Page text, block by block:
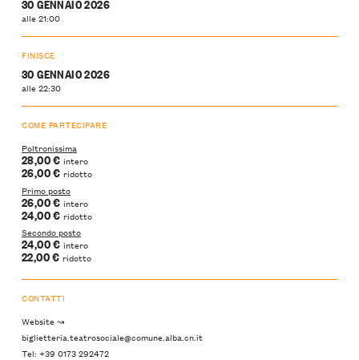
alle 21:00
FINISCE
30 GENNAIO 2026
alle 22:30
COME PARTECIPARE
Poltronissima
28,00 € intero
26,00 € ridotto
Primo posto
26,00 €intero
24,00 € ridotto
Secondo posto
24,00 € intero
22,00 € ridotto
CONTATTI
Website ↝
biglietteria.teatrosociale@comune.alba.cn.it
Tel: +39 0173 292472